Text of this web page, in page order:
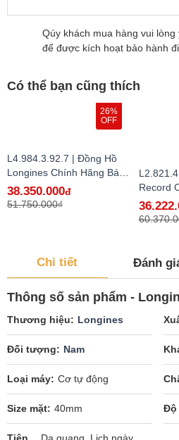
Qúy khách mua hàng vui
để được kích hoạt bảo hành
Có thể bạn cũng thích
26%
OFF
L4.984.3.92.7 | Đồng Hồ
Longines Chính Hãng Bán
Lẻ Tại VN
38.350.000đ
51.750.000₫
Record
Hồ
Bán Lẻ
Chi tiết Đánh
Thông số sản phẩm -
Thương hiệu Longines
Đối tượng Nam
Loại máy Cơ tự động
Size mặt 40mm Độ